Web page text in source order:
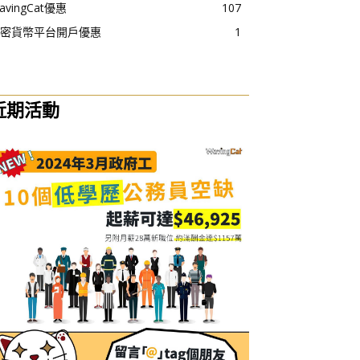
優惠
107
貨幣平台開戶優惠
1
期活動